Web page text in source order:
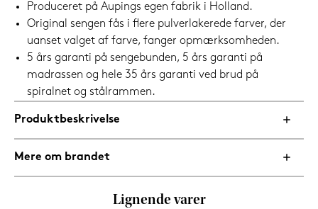
Produceret på Aupings egen fabrik i Holland.
Original sengen fås i flere pulverlakerede farver, der
uanset valget af farve, fanger opmærksomheden.
5 års garanti på sengebunden, 5 års garanti på
madrassen og hele 35 års garanti ved brud på
spiralnet og stålrammen.
Produktbeskrivelse
Mere om brandet
Lignende varer